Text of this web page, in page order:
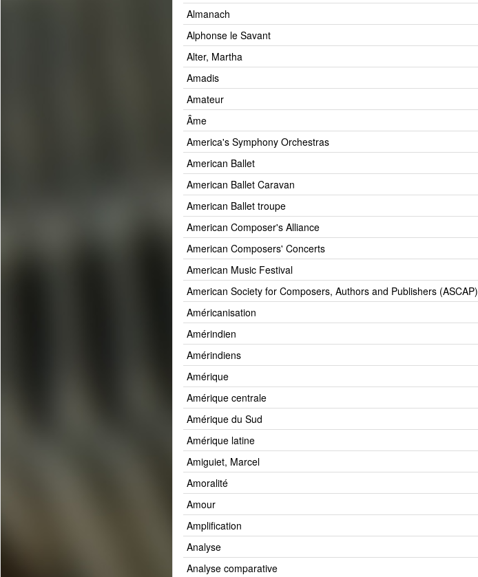
Almanach
Alphonse le Savant
Alter, Martha
Amadis
Amateur
Âme
America's Symphony Orchestras
American Ballet
American Ballet Caravan
American Ballet troupe
American Composer's Alliance
American Composers' Concerts
American Music Festival
American Society for Composers, Authors and Publishers (ASCAP)
Américanisation
Amérindien
Amérindiens
Amérique
Amérique centrale
Amérique du Sud
Amérique latine
Amiguiet, Marcel
Amoralité
Amour
Amplification
Analyse
Analyse comparative